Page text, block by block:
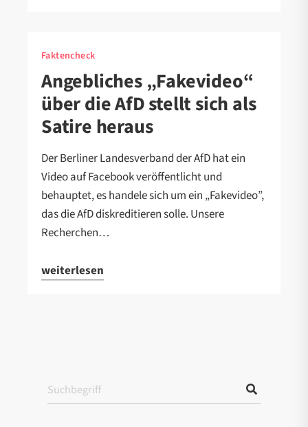
Faktencheck
Angebliches „Fakevideo“
über die AfD stellt sich als
Satire heraus
Der Berliner Landesverband der AfD hat ein
Video auf Facebook veröffentlicht und
behauptet, es handele sich um ein „Fakevideo”,
das die AfD diskreditieren solle. Unsere
Recherchen…
weiterlesen